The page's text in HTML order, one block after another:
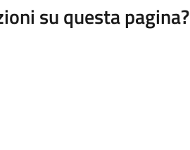
su questa pagina?